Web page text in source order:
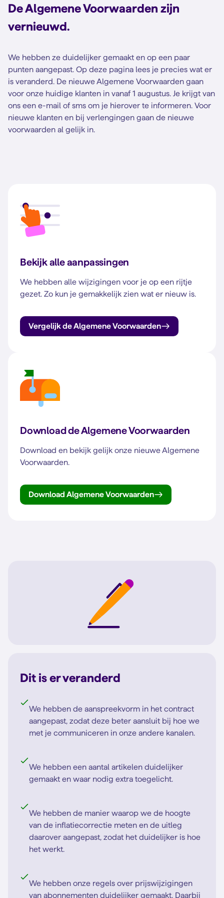
De Algemene Voorwaarden zijn
vernieuwd.
We hebben ze duidelijker gemaakt en op een paar
punten aangepast. Op deze pagina lees je precies wat er
is veranderd. De nieuwe Algemene Voorwaarden gaan
voor onze huidige klanten in vanaf 1 augustus. Je krijgt van
ons een e-mail of sms om je hierover te informeren. Voor
nieuwe klanten en bij verlengingen gaan de nieuwe
voorwaarden al gelijk in.
Bekijk alle aanpassingen
We hebben alle wijzigingen voor je op een rijtje
gezet. Zo kun je gemakkelijk zien wat er nieuw is.
Vergelijk de Algemene Voorwaarden
Download de Algemene Voorwaarden
Download en bekijk gelijk onze nieuwe Algemene
Voorwaarden.
Download Algemene Voorwaarden
Dit is er veranderd
We hebben de aanspreekvorm in het contract
aangepast, zodat deze beter aansluit bij hoe we
met je communiceren in onze andere kanalen.
We hebben een aantal artikelen duidelijker
gemaakt en waar nodig extra toegelicht.
We hebben de manier waarop we de hoogte
van de inflatiecorrectie meten en de uitleg
daarover aangepast, zodat het duidelijker is hoe
het werkt.
We hebben onze regels over prijswijzigingen
van abonnementen duidelijker gemaakt. Daarbij